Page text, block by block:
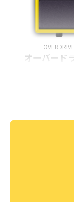
OVERDRIVE
オーバード